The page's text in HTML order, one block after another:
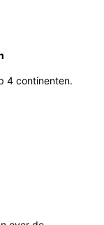
4 continenten.